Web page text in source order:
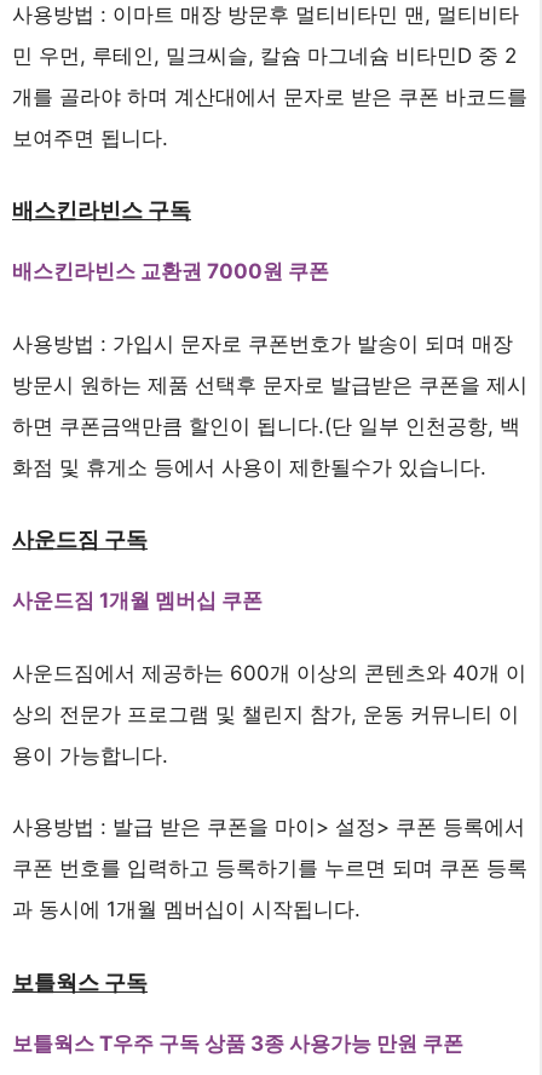
사용방법 : 이마트 매장 방문후 멀티비타민 맨, 멀티비타
민 우먼, 루테인, 밀크씨슬, 칼슘 마그네슘 비타민D 중 2
개를 골라야 하며 계산대에서 문자로 받은 쿠폰 바코드를
보여주면 됩니다.
배스킨라빈스 구독
배스킨라빈스 교환권 7000원 쿠폰
사용방법 : 가입시 문자로 쿠폰번호가 발송이 되며 매장
방문시 원하는 제품 선택후 문자로 발급받은 쿠폰을 제시
하면 쿠폰금액만큼 할인이 됩니다.(단 일부 인천공항, 백
화점 및 휴게소 등에서 사용이 제한될수가 있습니다.
사운드짐 구독
사운드짐 1개월 멤버십 쿠폰
사운드짐에서 제공하는 600개 이상의 콘텐츠와 40개 이
상의 전문가 프로그램 및 챌린지 참가, 운동 커뮤니티 이
용이 가능합니다.
사용방법 : 발급 받은 쿠폰을 마이> 설정> 쿠폰 등록에서
쿠폰 번호를 입력하고 등록하기를 누르면 되며 쿠폰 등록
과 동시에 1개월 멤버십이 시작됩니다.
보틀웍스 구독
보틀웍스 T우주 구독 상품 3종 사용가능 만원 쿠폰